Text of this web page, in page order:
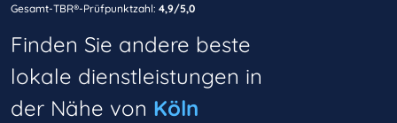
Gesamt-TBR®-Prüfpunktzahl: 4,9/5,0
Finden Sie andere beste
lokale dienstleistungen in
der Nähe von Köln